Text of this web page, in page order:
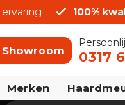
ervaring 100%
Showroom 0317
Merken